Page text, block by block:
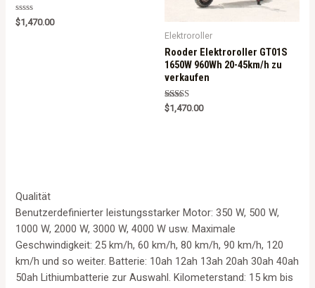
Rated
0
$1,470.00
Elektroroller
Rooder Elektroroller GT01S
1650W 960Wh 20-45km/h zu
verkaufen
Rated
5.00
$1,470.00
Qualität
Benutzerdefinierter leistungsstarker Motor: 350 W, 500 W,
1000 W, 2000 W, 3000 W, 4000 W usw. Maximale
Geschwindigkeit: 25 km/h, 60 km/h, 80 km/h, 90 km/h, 120
km/h und so weiter. Batterie: 10ah 12ah 13ah 20ah 30ah 40ah
50ah Lithiumbatterie zur Auswahl. Kilometerstand: 15 km bis